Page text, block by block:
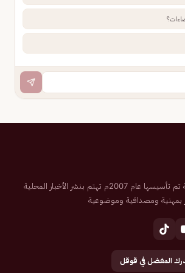
صحيفة إلكترونية سعودية تم تأسيسها عام 2007م تهتم بنشر الأخبار المحلية
بمهنية ومصداقية وموضوعية
المفضل في قوقل